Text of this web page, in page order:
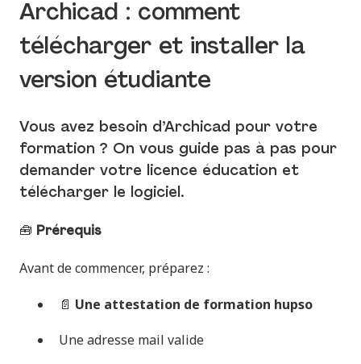
Archicad : comment
télécharger et installer la
version étudiante
Vous avez besoin d’Archicad pour votre
formation ? On vous guide pas à pas pour
demander votre licence éducation et
télécharger le logiciel.
🧰 Prérequis
Avant de commencer, préparez :
📄 Une attestation de formation hupso
Une adresse mail valide